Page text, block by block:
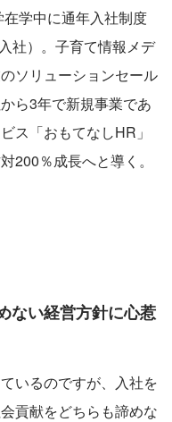
学中に通年入社制度
社）。子育て情報メデ
ソリューションセール
ら3年で新規事業であ
ス「おもてなしHR」
200％成長へと導く。
ない経営方針に心惹
いるのですが、入社を
貢献をどちらも諦めな